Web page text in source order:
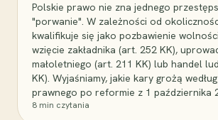
Polskie prawo nie zna jednego
"porwanie". W zależności od
kwalifikuje się jako pozbawienie
wzięcie zakładnika (art. 252 KK),
małoletniego (art. 211 KK) lub handel
KK). Wyjaśniamy, jakie kary grożą
prawnego po reformie z 1 października
8 min czytania